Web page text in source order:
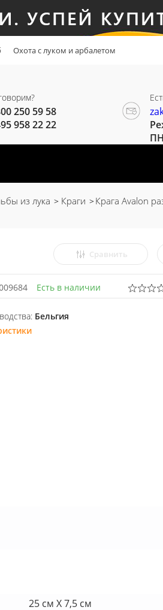
Охота с луком и арбалетом
250 59 58
958 22 22
из лука Краги Крага Avalon
Сравнить
Есть в наличии
Бельгия
25 см X 7,5 см